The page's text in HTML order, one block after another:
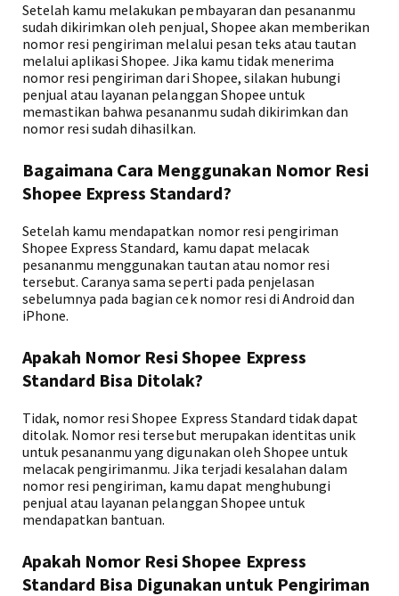
Setelah kamu melakukan pembayaran dan pesananmu
sudah dikirimkan oleh penjual, Shopee akan memberikan
nomor resi pengiriman melalui pesan teks atau tautan
melalui aplikasi Shopee. Jika kamu tidak menerima
nomor resi pengiriman dari Shopee, silakan hubungi
penjual atau layanan pelanggan Shopee untuk
memastikan bahwa pesananmu sudah dikirimkan dan
nomor resi sudah dihasilkan.
Bagaimana Cara Menggunakan Nomor Resi
Shopee Express Standard?
Setelah kamu mendapatkan nomor resi pengiriman
Shopee Express Standard, kamu dapat melacak
pesananmu menggunakan tautan atau nomor resi
tersebut. Caranya sama seperti pada penjelasan
sebelumnya pada bagian cek nomor resi di Android dan
iPhone.
Apakah Nomor Resi Shopee Express
Standard Bisa Ditolak?
Tidak, nomor resi Shopee Express Standard tidak dapat
ditolak. Nomor resi tersebut merupakan identitas unik
untuk pesananmu yang digunakan oleh Shopee untuk
melacak pengirimanmu. Jika terjadi kesalahan dalam
nomor resi pengiriman, kamu dapat menghubungi
penjual atau layanan pelanggan Shopee untuk
mendapatkan bantuan.
Apakah Nomor Resi Shopee Express
Standard Bisa Digunakan untuk Pengiriman